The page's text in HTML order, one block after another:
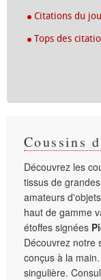
Citations du
Tops des
Coussins
Découvrez les
tissus de
amateurs
haut de gamme
étoffes signées
Découvrez notre
conçus à la
singulière.